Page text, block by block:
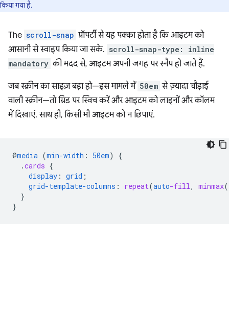
किया गया है.
The scroll-snap प्रॉपर्टी से यह पक्का होता है कि आइटम को
आसानी से स्वाइप किया जा सके. scroll-snap-type: inline
mandatory की मदद से, आइटम अपनी जगह पर स्नैप हो जाते हैं.
जब स्क्रीन का साइज़ बड़ा हो—इस मामले में 50em से ज़्यादा चौड़ाई
वाली स्क्रीन—तो ग्रिड पर स्विच करें और आइटम को लाइनों और कॉलम
में दिखाएं. साथ ही, किसी भी आइटम को न छिपाएं.
@media (min-width : 50em)
{
.cards {
display : grid ;
grid-template-columns : repeat(auto-fill, minmax(
}
}